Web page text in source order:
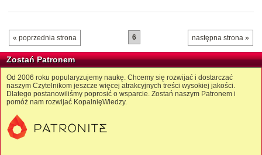
« poprzednia strona następna strona »
6
Zostań Patronem
Od 2006 roku popularyzujemy naukę. Chcemy się rozwijać i dostarczać
naszym Czytelnikom jeszcze więcej atrakcyjnych treści wysokiej jakości.
Dlatego postanowiliśmy poprosić o wsparcie. Zostań naszym Patronem i
pomóż nam rozwijać KopalnięWiedzy.